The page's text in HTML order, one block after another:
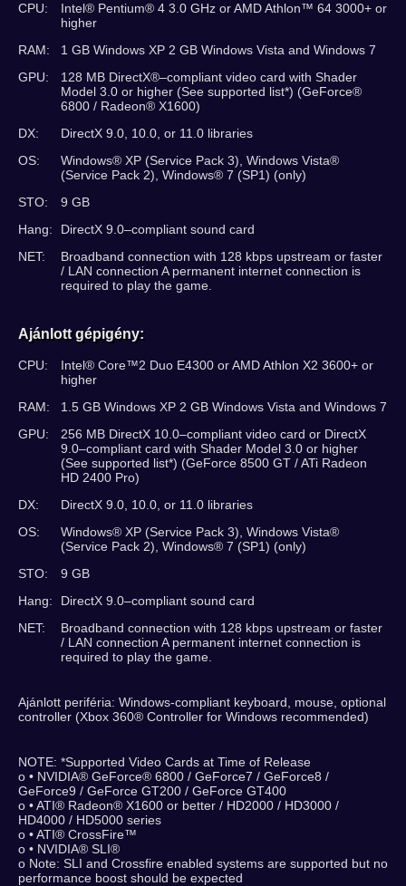
CPU:
Intel® Pentium® 4 3.0 GHz or AMD Athlon™ 64 3000+ or
higher
RAM:
1 GB Windows XP 2 GB Windows Vista and Windows 7
GPU:
128 MB DirectX®–compliant video card with Shader
Model 3.0 or higher (See supported list*) (GeForce®
6800 / Radeon® X1600)
DX:
DirectX 9.0, 10.0, or 11.0 libraries
OS:
Windows® XP (Service Pack 3), Windows Vista®
(Service Pack 2), Windows® 7 (SP1) (only)
STO:
9 GB
Hang:
DirectX 9.0–compliant sound card
NET:
Broadband connection with 128 kbps upstream or faster
/ LAN connection A permanent internet connection is
required to play the game.
Ajánlott gépigény:
CPU:
Intel® Core™2 Duo E4300 or AMD Athlon X2 3600+ or
higher
RAM:
1.5 GB Windows XP 2 GB Windows Vista and Windows 7
GPU:
256 MB DirectX 10.0–compliant video card or DirectX
9.0–compliant card with Shader Model 3.0 or higher
(See supported list*) (GeForce 8500 GT / ATi Radeon
HD 2400 Pro)
DX:
DirectX 9.0, 10.0, or 11.0 libraries
OS:
Windows® XP (Service Pack 3), Windows Vista®
(Service Pack 2), Windows® 7 (SP1) (only)
STO:
9 GB
Hang:
DirectX 9.0–compliant sound card
NET:
Broadband connection with 128 kbps upstream or faster
/ LAN connection A permanent internet connection is
required to play the game.
Ajánlott periféria: Windows-compliant keyboard, mouse, optional
controller (Xbox 360® Controller for Windows recommended)
NOTE: *Supported Video Cards at Time of Release
o • NVIDIA® GeForce® 6800 / GeForce7 / GeForce8 /
GeForce9 / GeForce GT200 / GeForce GT400
o • ATI® Radeon® X1600 or better / HD2000 / HD3000 /
HD4000 / HD5000 series
o • ATI® CrossFire™
o • NVIDIA® SLI®
o Note: SLI and Crossfire enabled systems are supported but no
performance boost should be expected